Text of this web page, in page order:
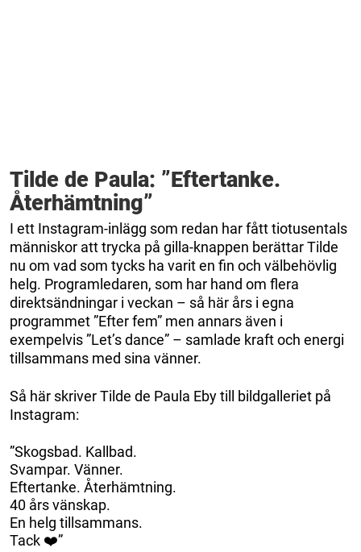
Tilde de Paula: ”Eftertanke.
Återhämtning”
I ett Instagram-inlägg som redan har fått tiotusentals
människor att trycka på gilla-knappen berättar Tilde
nu om vad som tycks ha varit en fin och välbehövlig
helg. Programledaren, som har hand om flera
direktsändningar i veckan – så här års i egna
programmet ”Efter fem” men annars även i
exempelvis ”Let’s dance” – samlade kraft och energi
tillsammans med sina vänner.
Så här skriver Tilde de Paula Eby till bildgalleriet på
Instagram:
”Skogsbad. Kallbad.
Svampar. Vänner.
Eftertanke. Återhämtning.
40 års vänskap.
En helg tillsammans.
Tack ❤️”